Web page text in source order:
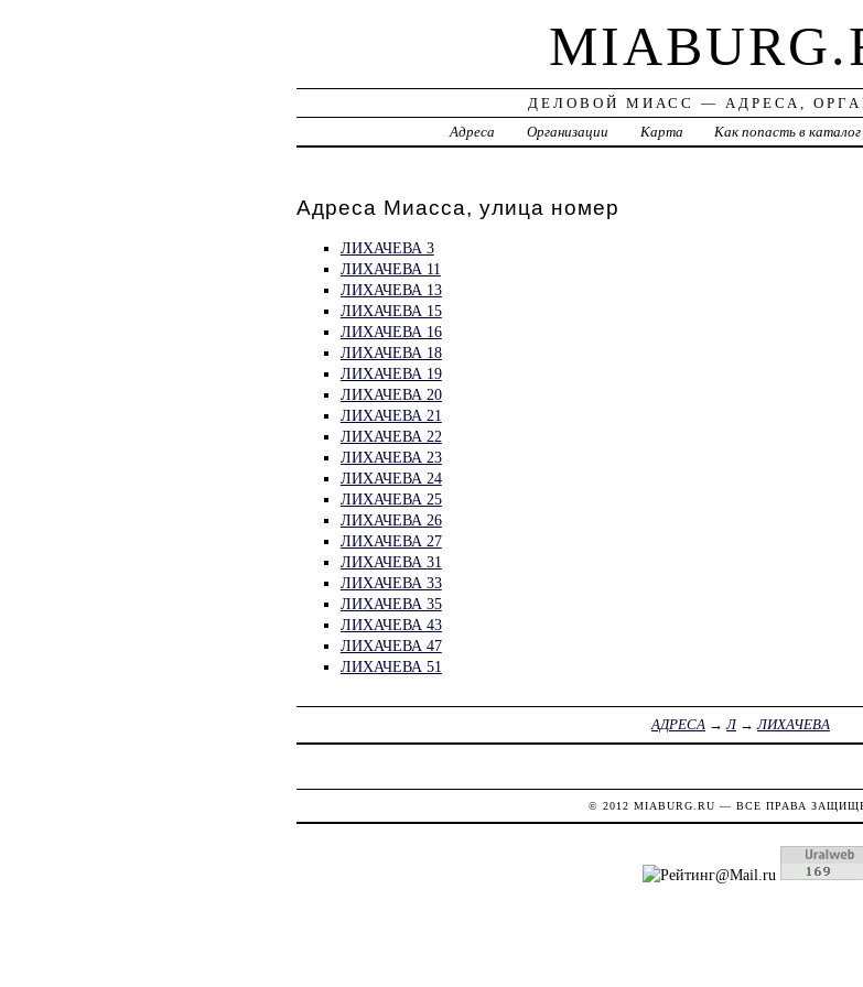
ДЕЛОВОЙ МИАСС — АДРЕСА,
Адреса
Организации Карта Как попасть в каталог
Адреса Миасса, улица номер
ЛИХАЧЕВА 3
ЛИХАЧЕВА 11
ЛИХАЧЕВА 13
ЛИХАЧЕВА 15
ЛИХАЧЕВА 16
ЛИХАЧЕВА 18
ЛИХАЧЕВА 19
ЛИХАЧЕВА 20
ЛИХАЧЕВА 21
ЛИХАЧЕВА 22
ЛИХАЧЕВА 23
ЛИХАЧЕВА 24
ЛИХАЧЕВА 25
ЛИХАЧЕВА 26
ЛИХАЧЕВА 27
ЛИХАЧЕВА 31
ЛИХАЧЕВА 33
ЛИХАЧЕВА 35
ЛИХАЧЕВА 43
ЛИХАЧЕВА 47
ЛИХАЧЕВА 51
АДРЕСА→Л→ЛИХАЧЕВА
© 2012MIABURG.RU — ВСЕ ПРАВА